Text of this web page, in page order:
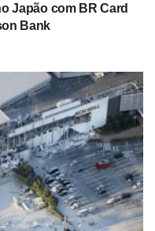
Japão com BR Card
Bank